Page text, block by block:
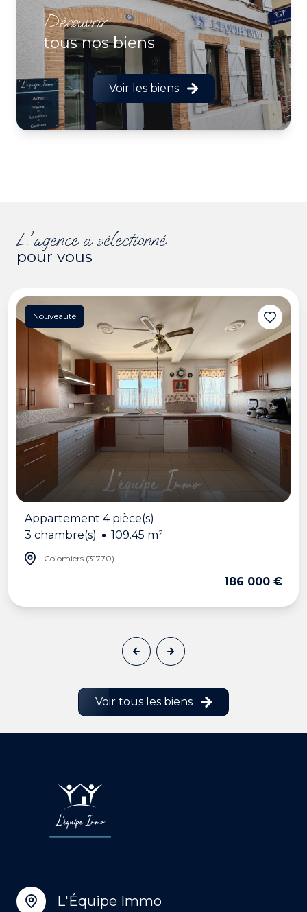
découvrir
tous nos biens
Voir les biens
l'agence a sélectionné
pour vous
Nouveauté
Appartement 4 pièce(s)
3 chambre(s)
109.45 m²
Colomiers (31770)
186 000 €
Voir tous les biens
L'Équipe Immo